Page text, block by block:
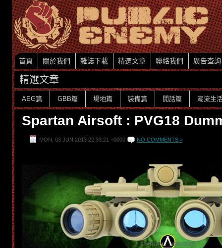
首頁 關於我們 雜誌下載 精選文章 聯絡我們 廣告查詢
精選文章
AEG篇 GBB篇 場地篇 裝備篇 閒話篇 潮流生
Spartan Airsoft : PVG18
MON, 03 JUN 2013 22:33:21 +0000 NO COMMENTS »